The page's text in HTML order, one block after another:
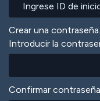
Crear una
Introducir la
Confirmar contraseña